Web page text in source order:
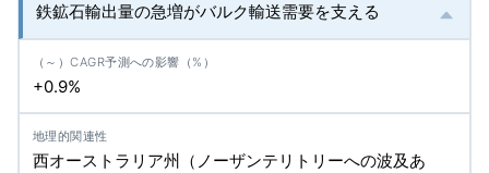
鉄鉱石輸出量の急増がバルク輸送需要を支える
+0.9%
西オーストラリア州（ノーザンテリトリーへの波及あ